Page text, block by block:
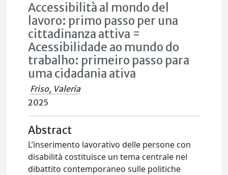
Accessibilità al mondo del
lavoro: primo passo per una
cittadinanza attiva =
Acessibilidade ao mundo do
trabalho: primeiro passo para
uma cidadania ativa
Friso, Valeria
2025
Abstract
L’inserimento lavorativo delle persone con
disabilità costituisce un tema centrale nel
dibattito contemporaneo sulle politiche